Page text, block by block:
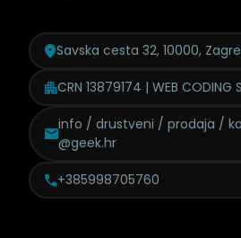
Savska cesta 32, 10000,
CRN 13879174 | WEB CODING
info / drustveni / prodaja /
@geek.hr
+385998705760